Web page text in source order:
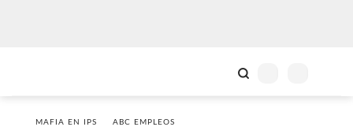
MAFIA EN IPS ABC EMPLEOS